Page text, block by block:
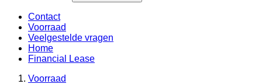
Contact
Voorraad
Veelgestelde vragen
Home
Financial Lease
Voorraad